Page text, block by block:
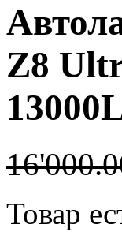
Z8
Товар